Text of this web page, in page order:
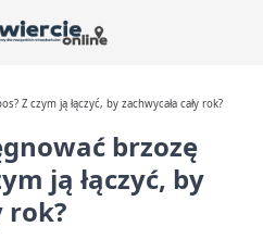
Z czym ją łączyć, by zachwycała cały rok?
brzozę
ją łączyć, by
rok?